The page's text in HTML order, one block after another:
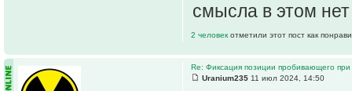
смысла в этом нет
2 человек отметили этот пост как
Re: Фиксация позиции пробивающего
Uranium235 11 июл 2024, 14:50